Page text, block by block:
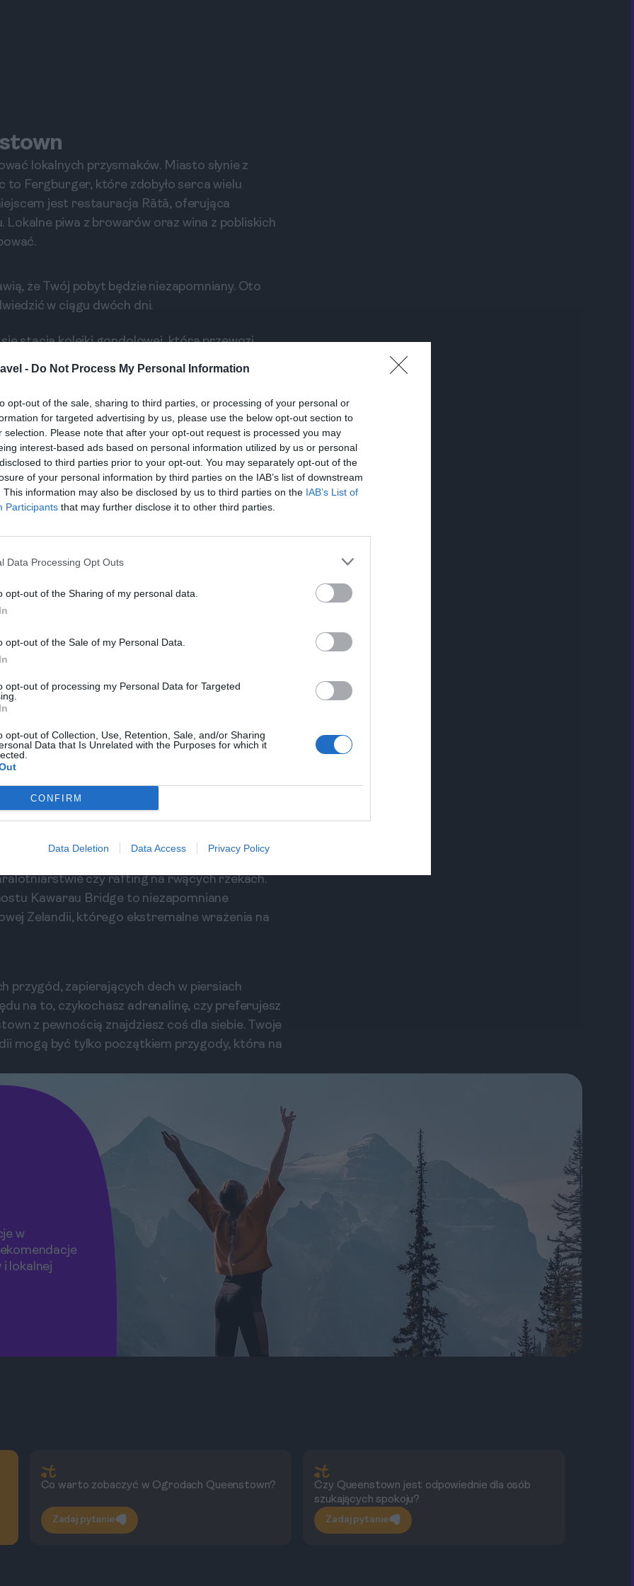
- Do Not Process My Personal Information
opt-out of the sale, sharing to third parties, or processing of your personal or
for targeted advertising by us, please use the below opt-out section to
selection. Please note that after your opt-out request is processed you may
interest-based ads based on personal information utilized by us or personal
to third parties prior to your opt-out. You may separately opt-out of the
of your personal information by third parties on the IAB’s list of downstream
This information may also be disclosed by us to third parties on the IAB’s List of
Participants that may further disclose it to other third parties.
Data Processing Opt Outs
opt-out of the Sharing of my personal data.
opt-out of the Sale of my Personal Data.
opt-out of processing my Personal Data for Targeted
opt-out of Collection, Use, Retention, Sale, and/or Sharing
Data that Is Unrelated with the Purposes for which it
CONFIRM
Data Deletion Data Access Privacy Policy
lokalnych przysmaków. Miasto słynie z
to Fergburger, które zdobyło serca wielu
jest restauracja Rātā, oferująca
Lokalne piwa z browarów oraz wina z pobliskich
że Twój pobyt będzie niezapomniany. Oto
w ciągu dwóch dni.
stacja kolejki gondolowej, która przewozi
450 metrów rozciąga się imponujący
góry. Warto spędzić chwile w górnej
To idealne miejsce, aby odpocząć
widokiem.
Gdzie najlepiej zjeść w Queenstown?
Zadaj pytanie
które są idealnym miejscem na
jeziora Wakatipu i oferują nie tylko piękne
Spacerując po alejkach, można podziwiać
To miejsce jest idealne na wypoczynek
Statek odpływa z centrum Queenstown i
Remarkables oraz wzgórze Cecil Peak. Rejs
a możliwość wysiadania na farmie Walter
tę wyprawę. Na pokładzie znajduje się bar,
miłośnicy przygód, jak i ci
siebie.
Miasto to miejsce, gdzie można
czy rafting na rwących rzekach.
Kawarau Bridge to niezapomniane
Zelandii, którego ekstremalne wrażenia na
przygód, zapierających dech w piersiach
na to, czykochasz adrenalinę, czy preferujesz
z pewnością znajdziesz coś dla siebie. Twoje
mogą być tylko początkiem przygody, która na
w
lokalnej
Co warto zobaczyć w Ogrodach Queenstown?
Zadaj pytanie
Czy Queenstown jest odpowiednie dla osób
szukających spokoju?
Zadaj pytanie